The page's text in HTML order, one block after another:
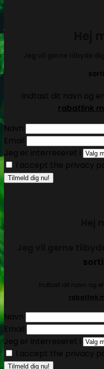
Indtast dit navn og
rabatlink
Navn
Email
Jeg er interreseret i
I accept the privacy
Indtast dit navn og
rabatlink
Navn
Email
Jeg er interreseret i
I accept the privacy